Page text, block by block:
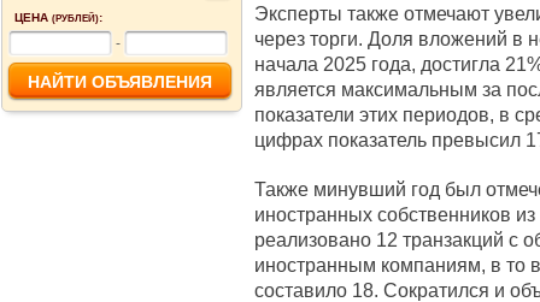
ЦЕНА (РУБЛЕЙ):
-
Эксперты также отмечают
через торги. Доля вложений в
начала 2025 года, достигла
является максимальным за
показатели этих периодов, в
цифрах показатель превысил
Также минувший год был
иностранных собственников
реализовано 12 транзакций с
иностранным компаниям, в то
составило 18. Сократился и